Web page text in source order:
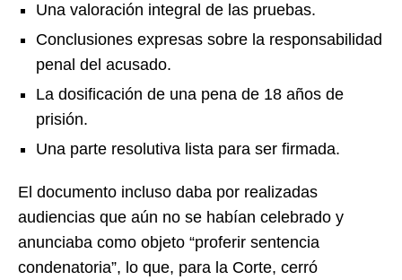
Una valoración integral de las pruebas.
Conclusiones expresas sobre la responsabilidad
penal del acusado.
La dosificación de una pena de 18 años de
prisión.
Una parte resolutiva lista para ser firmada.
El documento incluso daba por realizadas
audiencias que aún no se habían celebrado y
anunciaba como objeto “proferir sentencia
condenatoria”, lo que, para la Corte, cerró